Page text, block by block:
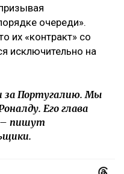
очереди».
их «контракт» со
исключительно на
за Португалию. Мы
Его глава
– пишут